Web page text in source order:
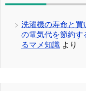
洗濯機の寿命と買
の電気代を節約す
るマメ知識 より